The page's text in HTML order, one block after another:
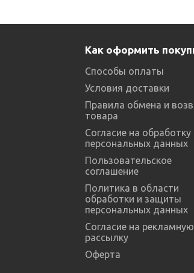
Как оформить
Способы оплаты
Условия доставки
Правила обмена и
товара
Согласие на обработку
персональных данных
Пользовательское
соглашение
Политика в области
обработки и защиты
персональных данных
Согласие на рекламную
рассылку
Оферта